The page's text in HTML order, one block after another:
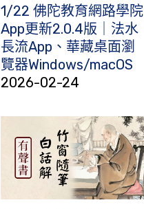
1/22 佛陀教育網路學院
App更新2.0.4版｜法水
長流App、華藏桌面瀏
覽器Windows/macOS
2026-02-24